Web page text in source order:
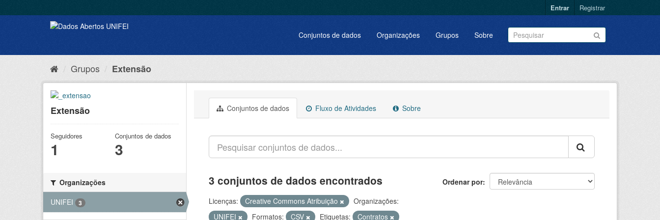
Entrar Registrar
Conjuntos de dados Organizações Grupos Sobre
Grupos Extensão
Extensão
Seguidores
1
Conjuntos de dados
3
Organizações
UNIFEI
3
Conjuntos de dados Fluxo de Atividades Sobre
Ordenar por
3 conjuntos de dados encontrados
Licenças: Creative Commons Atribuição
Organizações:
UNIFEI
Formatos: CSV Etiquetas: Contratos